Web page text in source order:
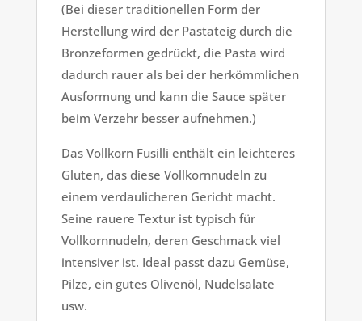
(Bei dieser traditionellen Form der
Herstellung wird der Pastateig durch die
Bronzeformen gedrückt, die Pasta wird
dadurch rauer als bei der herkömmlichen
Ausformung und kann die Sauce später
beim Verzehr besser aufnehmen.)
Das Vollkorn Fusilli enthält ein leichteres
Gluten, das diese Vollkornnudeln zu
einem verdaulicheren Gericht macht.
Seine rauere Textur ist typisch für
Vollkornnudeln, deren Geschmack viel
intensiver ist. Ideal passt dazu Gemüse,
Pilze, ein gutes Olivenöl, Nudelsalate
usw.